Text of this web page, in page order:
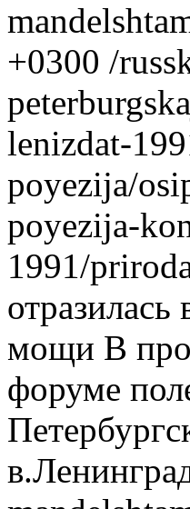
+0300 /
lenizdat-
poyezija/
poyezija-
1991/
мощи В
форуме